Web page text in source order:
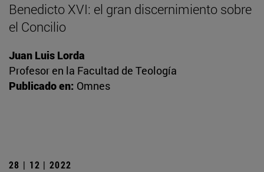
Benedicto XVI: el gran discernimiento sobre
el Concilio
Juan Luis Lorda
Profesor en la Facultad de Teología
Publicado en: Omnes
28 | 12 | 2022